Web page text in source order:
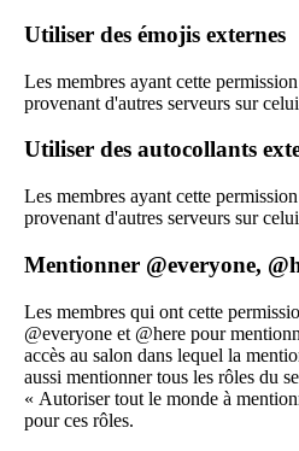
Utiliser des émojis externes
Les membres ayant cette
provenant d'autres serveurs sur
Utiliser des autocollants
Les membres ayant cette
provenant d'autres serveurs sur
Mentionner @everyone,
Les membres qui ont cette
@everyone et @here pour
accès au salon dans lequel la
aussi mentionner tous les rôles du
« Autoriser tout le monde à
pour ces rôles.